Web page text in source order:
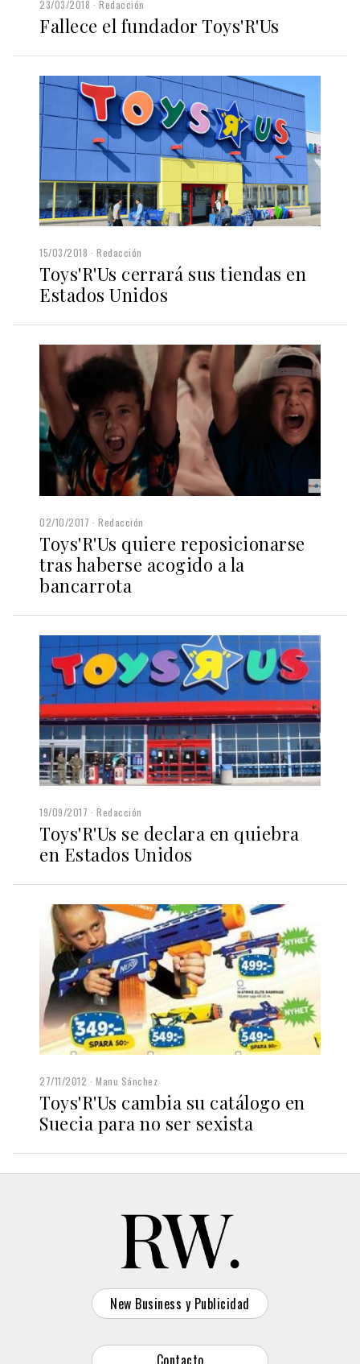
23/03/2018 Redacción
Fallece el fundador Toys'R'Us
15/03/2018 Redacción
Toys'R'Us cerrará sus tiendas en
Estados Unidos
02/10/2017 Redacción
Toys'R'Us quiere reposicionarse
tras haberse acogido a la
bancarrota
19/09/2017 Redacción
Toys'R'Us se declara en quiebra
en Estados Unidos
27/11/2012 Manu Sánchez
Toys'R'Us cambia su catálogo en
Suecia para no ser sexista
New Business y Publicidad